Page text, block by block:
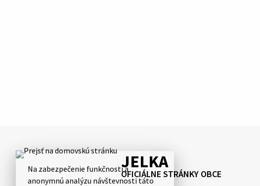
Na zabezpečenie funkčnosti a
anonymnú analýzu návštevnosti táto
JELKA
OFICIÁLNE STRÁNKY OBCE